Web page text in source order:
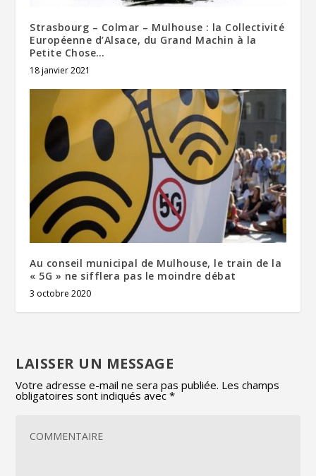
Strasbourg – Colmar – Mulhouse : la Collectivité
Européenne d’Alsace, du Grand Machin à la
Petite Chose…
18 janvier 2021
Au conseil municipal de Mulhouse, le train de la
« 5G » ne sifflera pas le moindre débat
3 octobre 2020
LAISSER UN MESSAGE
Votre adresse e-mail ne sera pas publiée. Les champs
obligatoires sont indiqués avec*